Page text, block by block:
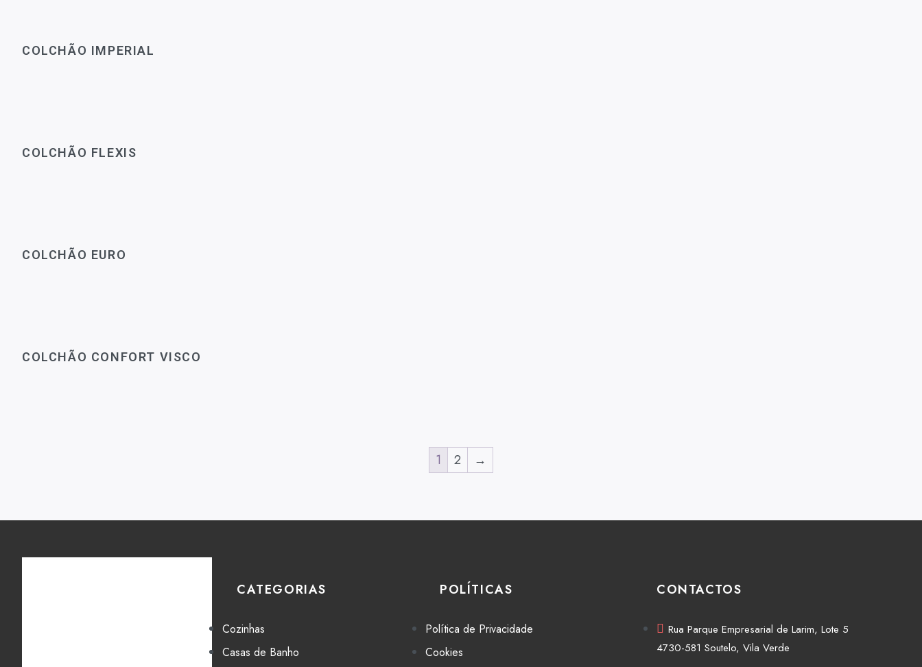
COLCHÃO IMPERIAL
COLCHÃO FLEXIS
COLCHÃO EURO
COLCHÃO CONFORT VISCO
1 2 →
CATEGORIAS
Cozinhas
Casas de Banho
POLÍTICAS
Política de Privacidade
Cookies
CONTACTOS
Rua Parque Empresarial de Larim, Lote 5
4730-581 Soutelo, Vila Verde